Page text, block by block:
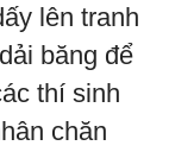
lên tranh
băng để
thí sinh
chăn